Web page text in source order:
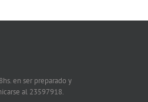
en ser preparado y
al 23597918.